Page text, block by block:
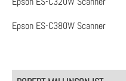
Epson ES-C380W Scanner
Post